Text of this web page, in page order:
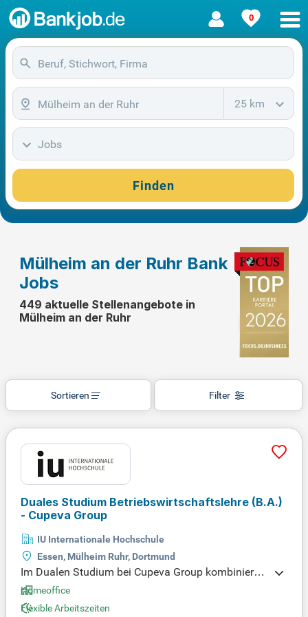
0
25 km
Jobs
Finden
Mülheim an der Ruhr Bank
Jobs
449 aktuelle Stellenangebote in
Mülheim an der Ruhr
Filter
Sortieren
Duales Studium Betriebswirtschaftslehre (B.A.)
- Cupeva Group
IU Internationale Hochschule
Essen, Mülheim Ruhr, Dortmund
Im Dualen Studium bei Cupeva Group kombinierst
Du praktische Erfahrungen in Unternehmen mit pra
xisnahen Lehrveranstaltungen in der Hochschule.
Homeoffice
Flexible Arbeitszeiten